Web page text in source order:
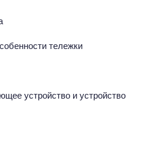
тележки
устройство и устройство